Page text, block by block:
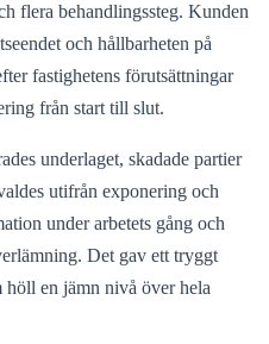
flera behandlingssteg. Kunden
och hållbarheten på
fastighetens förutsättningar
från start till slut.
underlaget, skadade partier
utifrån exponering och
under arbetets gång och
Det gav ett tryggt
höll en jämn nivå över hela